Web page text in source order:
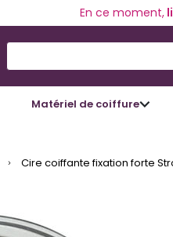
En ce moment,
Matériel de coiffure
Cire coiffante fixation forte